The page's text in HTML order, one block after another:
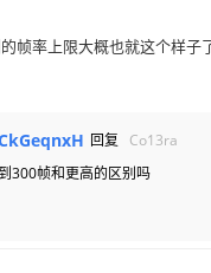
帧率上限大概也就这个样子
回复
Co13ra
300帧和更高的区别吗